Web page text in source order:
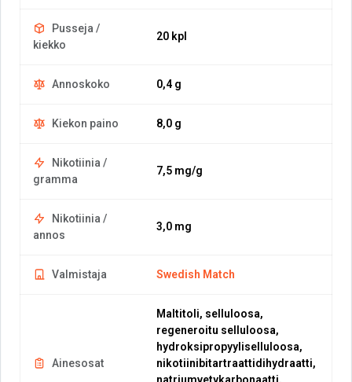
Pusseja /
kiekko
20 kpl
Annoskoko 0,4 g
Kiekon paino 8,0 g
Nikotiinia /
gramma
7,5 mg/g
Nikotiinia /
annos
3,0 mg
Valmistaja Swedish Match
Ainesosat
Maltitoli, selluloosa,
regeneroitu selluloosa,
hydroksipropyyliselluloosa,
nikotiinibitartraattidihydraatti,